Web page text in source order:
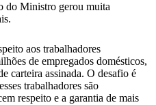
do Ministro gerou muita
aos trabalhadores
de empregados domésticos,
carteira assinada. O desafio é
trabalhadores são
respeito e a garantia de mais